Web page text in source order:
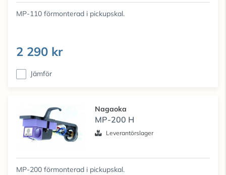
MP-110 förmonterad i pickupskal.
2 290 kr
Jämför
Nagaoka
MP-200 H
Leverantörslager
MP-200 förmonterad i pickupskal.